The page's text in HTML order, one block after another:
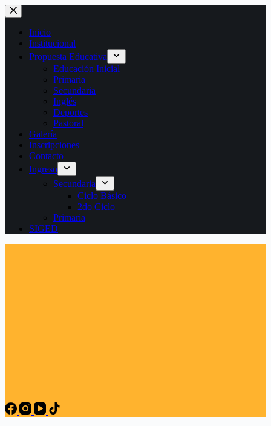
Saltar
al
contenido
Inicio
Institucional
Propuesta Educativa
Educación Inicial
Primaria
Secundaria
Inglés
Deportes
Pastoral
Galería
Inscripciones
Contacto
Ingreso
Secundaria
Ciclo Básico
2do Ciclo
Primaria
SIGED